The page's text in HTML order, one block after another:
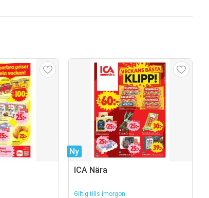
Ny
ICA Nära
Giltig tills imorgon